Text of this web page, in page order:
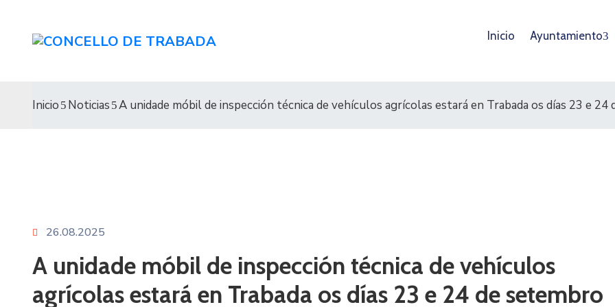
Inicio Ayuntamiento
Inicio Noticias A unidade móbil de inspección técnica de vehículos agrícolas estará en Trabada os días 23 e 24
26.08.2025
A unidade móbil de inspección técnica de vehículos
agrícolas estará en Trabada os días 23 e 24 de setembro